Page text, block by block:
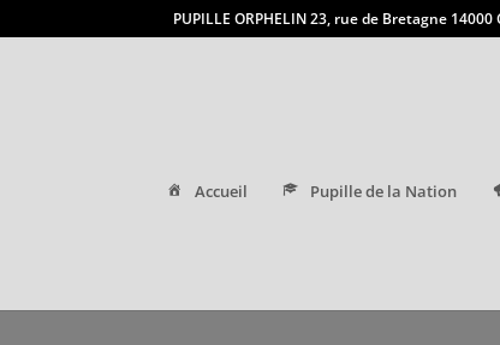
PUPILLE ORPHELIN 23, rue de Bretagne 14000
Accueil Pupille de la Nation